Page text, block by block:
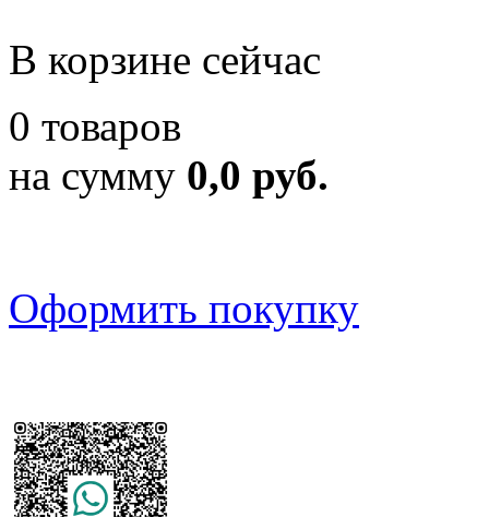
В корзине сейчас
0 товаров
на сумму 0,0 руб.
Оформить покупку